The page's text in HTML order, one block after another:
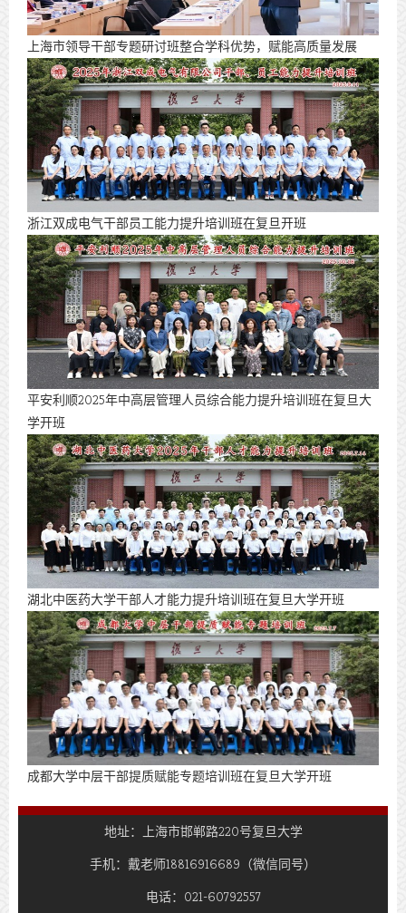
上海市领导干部专题研讨班整合学科优势，赋能高质量发展
浙江双成电气干部员工能力提升培训班在复旦开班
平安利顺2025年中高层管理人员综合能力提升培训班在复旦大
学开班
​湖北中医药大学干部人才能力提升培训班在复旦大学开班
成都大学中层干部提质赋能专题培训班在复旦大学开班
地址：上海市邯郸路220号复旦大学
手机：戴老师18816916689（微信同号）
电话：021-60792557